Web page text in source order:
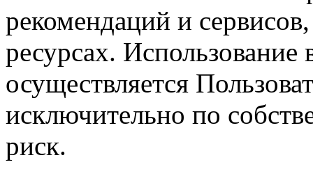
рекомендаций и
ресурсах.
осуществляется
исключительно по
риск.